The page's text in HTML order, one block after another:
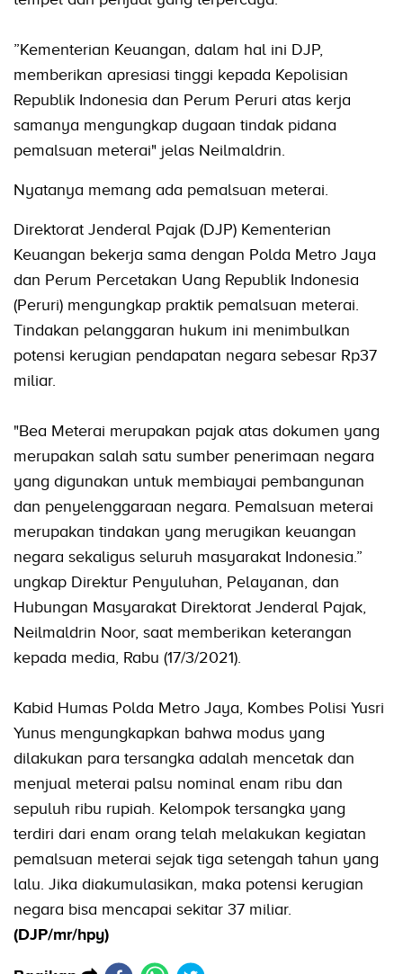
”Kementerian Keuangan, dalam hal ini DJP,
memberikan apresiasi tinggi kepada Kepolisian
Republik Indonesia dan Perum Peruri atas kerja
samanya mengungkap dugaan tindak pidana
pemalsuan meterai" jelas Neilmaldrin.
Nyatanya memang ada pemalsuan meterai.
Direktorat Jenderal Pajak (DJP) Kementerian
Keuangan bekerja sama dengan Polda Metro Jaya
dan Perum Percetakan Uang Republik Indonesia
(Peruri) mengungkap praktik pemalsuan meterai.
Tindakan pelanggaran hukum ini menimbulkan
potensi kerugian pendapatan negara sebesar Rp37
miliar.
"Bea Meterai merupakan pajak atas dokumen yang
merupakan salah satu sumber penerimaan negara
yang digunakan untuk membiayai pembangunan
dan penyelenggaraan negara. Pemalsuan meterai
merupakan tindakan yang merugikan keuangan
negara sekaligus seluruh masyarakat Indonesia.”
ungkap Direktur Penyuluhan, Pelayanan, dan
Hubungan Masyarakat Direktorat Jenderal Pajak,
Neilmaldrin Noor, saat memberikan keterangan
kepada media, Rabu (17/3/2021).
Kabid Humas Polda Metro Jaya, Kombes Polisi Yusri
Yunus mengungkapkan bahwa modus yang
dilakukan para tersangka adalah mencetak dan
menjual meterai palsu nominal enam ribu dan
sepuluh ribu rupiah. Kelompok tersangka yang
terdiri dari enam orang telah melakukan kegiatan
pemalsuan meterai sejak tiga setengah tahun yang
lalu. Jika diakumulasikan, maka potensi kerugian
negara bisa mencapai sekitar 37 miliar.
(DJP/mr/hpy)